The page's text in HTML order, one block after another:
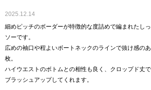
2025.12.14
細めピッチのボーダーが特徴的な度詰めで編まれたし
ソーです。
広めの袖口や程よいボートネックのラインで抜け感の
枚。
ハイウエストのボトムとの相性も良く、クロップド丈
ブラッシュアップしてくれます。